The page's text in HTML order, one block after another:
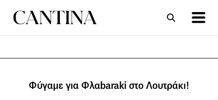
Φύγαμε για Φλαbaraki στο Λουτράκι!